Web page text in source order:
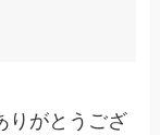
りがとうござ